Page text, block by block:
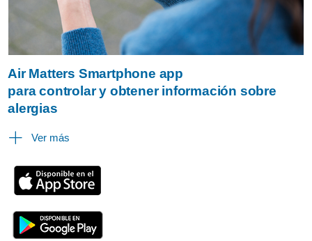
Air Matters Smartphone app
para controlar y obtener información sobre
alergias
Ver más